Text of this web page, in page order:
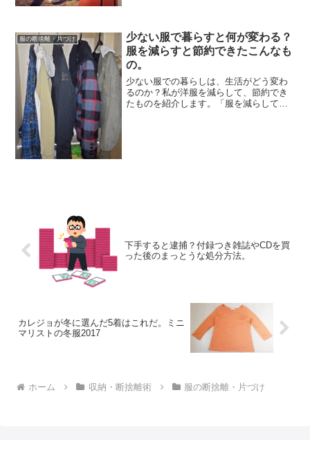
合っています。機能的な...
服の断捨離・片づけ
少ない服で暮らすと何が変わる？
服を減らすと節約できたこんなも
の。
少ない服での暮らしは、生活がどう変わ
るのか？私が洋服を減らして、節約でき
たものを紹介します。「服を減らして何
下手すると逮捕？付録つき雑誌やCDを買
った後のまっとうな処分方法。
カレジョが冬に選んだ5着はこれだ。ミニ
マリストの冬服2017
ホーム 収納・断捨離術 服の断捨離・片づけ